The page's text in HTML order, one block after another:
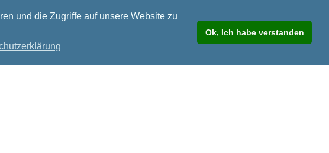
und die Zugriffe auf unsere Website zu
Ok, Ich habe verstanden